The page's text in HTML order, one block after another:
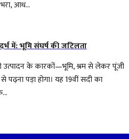
आध...
में: भूमि संघर्ष की जटिलता
उत्पादन के कारकों—भूमि, श्रम से लेकर पूंजी
पड़ा होगा। यह 19वीं सदी का